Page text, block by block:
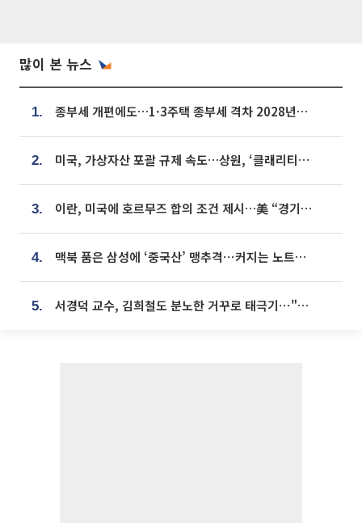
많이 본 뉴스
1. 종부세 개편에도…1·3주택 종부세 격차 2028년부터 확대
2. 미국, 가상자산 포괄 규제 속도…상원, ‘클래리티법’ 9월 절차투표 추진
3. 이란, 미국에 호르무즈 합의 조건 제시…美 “경기 아직 안 끝나” [종합]
4. 맥북 품은 삼성에 ‘중국산’ 맹추격⋯커지는 노트북 OLED 시장
5. 서경덕 교수, 김희철도 분노한 거꾸로 태극기⋯"엉터리는 아냐, 아쉬울 뿐"